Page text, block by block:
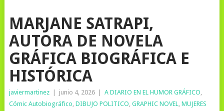
MARJANE SATRAPI,
AUTORA DE NOVELA
GRÁFICA BIOGRÁFICA E
HISTÓRICA
javiermartinez junio 4, 2026 A DIARIO EN EL HUMOR GRÁFICO,
Cómic Autobiográfico, DIBUJO POLITICO, GRAPHIC NOVEL, MUJERES